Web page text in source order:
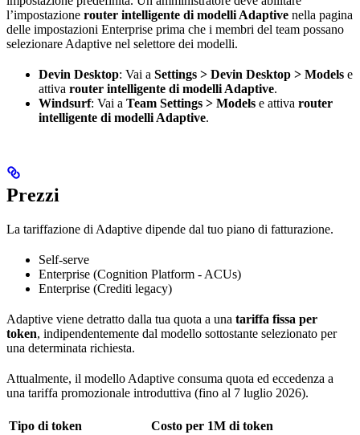
l’impostazione router intelligente di modelli Adaptive nella pagina
delle impostazioni Enterprise prima che i membri del team possano
selezionare Adaptive nel selettore dei modelli.
Devin Desktop: Vai a Settings > Devin Desktop > Models e
attiva router intelligente di modelli Adaptive.
Windsurf: Vai a Team Settings > Models e attiva router
intelligente di modelli Adaptive.
Prezzi
La tariffazione di Adaptive dipende dal tuo piano di fatturazione.
Self-serve
Enterprise (Cognition Platform - ACUs)
Enterprise (Crediti legacy)
Adaptive viene detratto dalla tua quota a una tariffa fissa per
token, indipendentemente dal modello sottostante selezionato per
una determinata richiesta.
Attualmente, il modello Adaptive consuma quota ed eccedenza a
una tariffa promozionale introduttiva (fino al 7 luglio 2026).
Tipo di token
Costo per 1M di token